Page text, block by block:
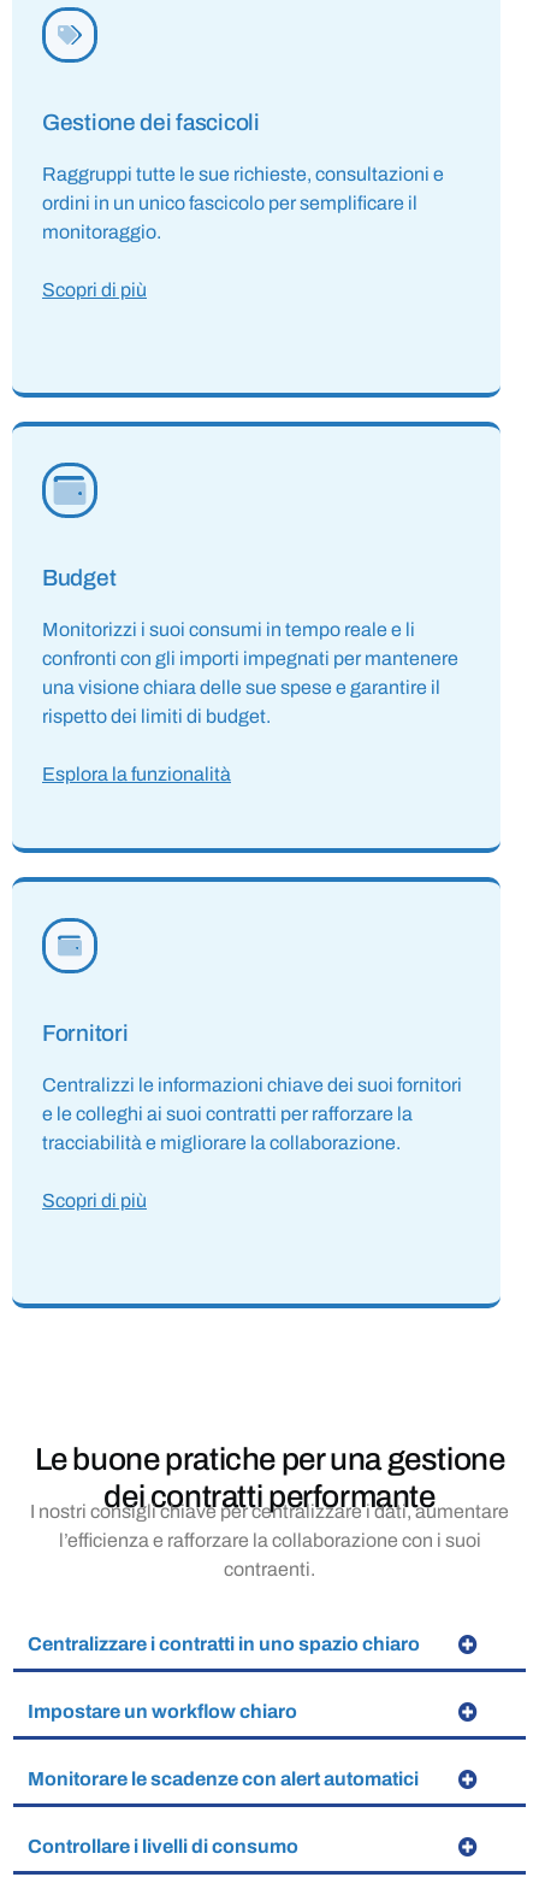
Gestione dei fascicoli
Raggruppi tutte le sue richieste, consultazioni e
ordini in un unico fascicolo per semplificare il
monitoraggio.
Scopri di più
Budget
Monitorizzi i suoi consumi in tempo reale e li
confronti con gli importi impegnati per mantenere
una visione chiara delle sue spese e garantire il
rispetto dei limiti di budget.
Esplora la funzionalità
Fornitori
Centralizzi le informazioni chiave dei suoi fornitori
e le colleghi ai suoi contratti per rafforzare la
tracciabilità e migliorare la collaborazione.
Scopri di più
Le buone pratiche per una gestione
dei contratti performante
I nostri consigli chiave per centralizzare i dati, aumentare
l’efficienza e rafforzare la collaborazione con i suoi
contraenti.
Centralizzare i contratti in uno spazio chiaro
Impostare un workflow chiaro
Monitorare le scadenze con alert automatici
Controllare i livelli di consumo